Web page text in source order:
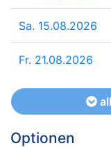
Sa. 15.08.2026
Fr. 21.08.2026
Optionen